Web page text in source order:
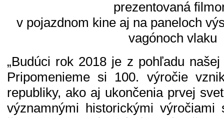
prezentovaná
v pojazdnom kine aj na paneloch
vagónoch vlaku
„Budúci rok 2018 je z pohľadu
Pripomenieme si 100. výročie
republiky, ako aj ukončenia prvej
významnými historickými